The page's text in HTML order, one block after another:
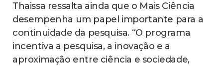
Thaissa ressalta ainda que o Mais Ciência
desempenha um papel importante para a
continuidade da pesquisa. “O programa
incentiva a pesquisa, a inovação e a
aproximação entre ciência e sociedade,